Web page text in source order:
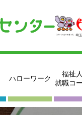
ハローワーク
福祉
就職コ